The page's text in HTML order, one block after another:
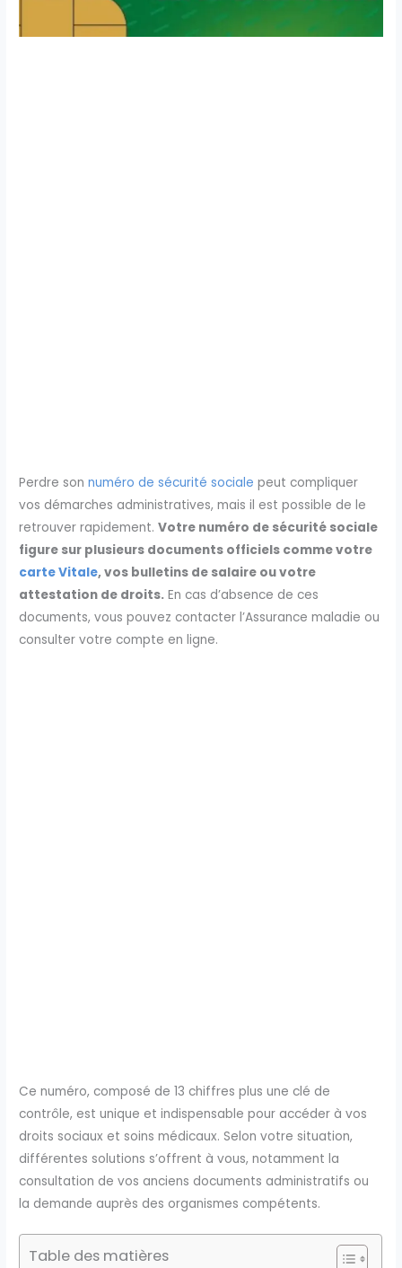
Perdre sonnuméro de sécurité sociale peut compliquer
vos démarches administratives, mais il est possible de le
retrouver rapidement.Votre numéro de sécurité sociale
figure sur plusieurs documents officiels comme votre
carte Vitale, vos bulletins de salaire ou votre
attestation de droits. En cas d’absence de ces
documents, vous pouvez contacter l’Assurance maladie ou
consulter votre compte en ligne.
Ce numéro, composé de 13 chiffres plus une clé de
contrôle, est unique et indispensable pour accéder à vos
droits sociaux et soins médicaux. Selon votre situation,
différentes solutions s’offrent à vous, notamment la
consultation de vos anciens documents administratifs ou
la demande auprès des organismes compétents.
Table des matières